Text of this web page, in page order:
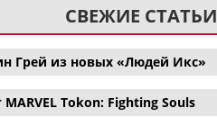
СВЕЖИЕ СТАТЬИ
Грей из новых «Людей Икс»
Tokon: Fighting Souls